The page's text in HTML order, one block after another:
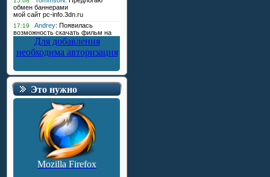
Для добавления
необходима авторизация
Это нужно
Mozilla Firefox